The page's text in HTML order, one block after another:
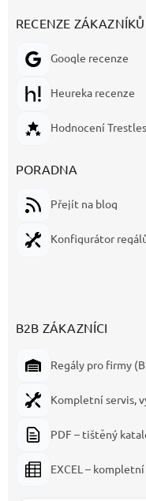
RECENZE ZÁKAZNÍKŮ
Google recenze
Heureka recenze
Hodnocení
PORADNA
Přejít na blog
Konfigurátor
B2B ZÁKAZNÍCI
Regály pro firmy
Kompletní servis,
PDF – tištěný
EXCEL –